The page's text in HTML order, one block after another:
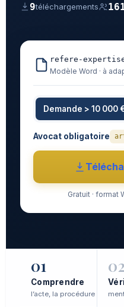
9téléchargements
refere-
Modèle Word · à
Demande > 10 000
Avocat obligatoire
Gratuit · format
01
Comprendre
l’acte, la procédure